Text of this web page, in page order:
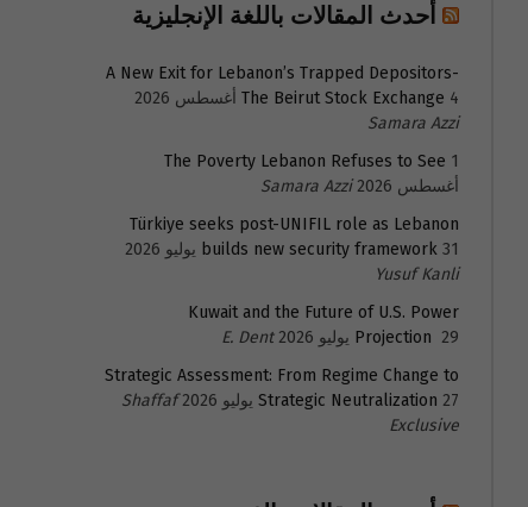
أحدث المقالات باللغة الإنجليزية
A New Exit for Lebanon’s Trapped Depositors-
The Beirut Stock Exchange 4 أغسطس 2026
Samara Azzi
The Poverty Lebanon Refuses to See 1
أغسطس 2026
Samara Azzi
Türkiye seeks post-UNIFIL role as Lebanon
builds new security framework 31 يوليو 2026
Yusuf Kanli
Kuwait and the Future of U.S. Power
Projection 29 يوليو 2026
E. Dent
Strategic Assessment: From Regime Change to
Strategic Neutralization 27 يوليو 2026
Shaffaf
Exclusive